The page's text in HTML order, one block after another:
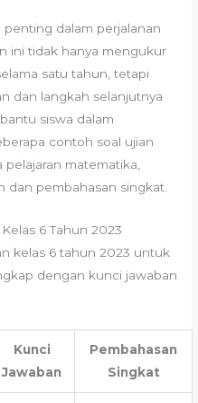
penting dalam perjalanan
ini tidak hanya mengukur
satu tahun, tetapi
dan langkah selanjutnya
siswa dalam
contoh soal ujian
matematika,
pembahasan singkat.
6 Tahun 2023
kelas 6 tahun 2023 untuk
dengan kunci jawaban
Kunci
Jawaban
Pembahasan
Singkat